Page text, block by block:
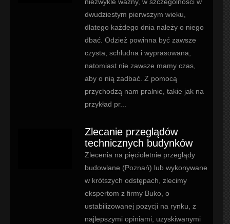
dwudziestym pierwszym wieku,
dlatego każdego dnia należy o niego
dbać. Odzież powinna być zawsze
czysta, schludna i wyprasowana,
natomiast nie zawsze mamy czas,
aby o nią zadbać. Z pomocą
przychodzą nam pralnie, takie jak na
przykład pr...
Zlecanie przeglądów
technicznych budynków
Zlecenia na pięcioletnie przeglądy
budowlane (Poznań) lub wykonywane
w krótszych odstępach, zlecimy
ekspertom z firmy Buko, o
ustabilizowanej pozycji na rynku, z
najlepszymi opiniami, uzyskiwanymi